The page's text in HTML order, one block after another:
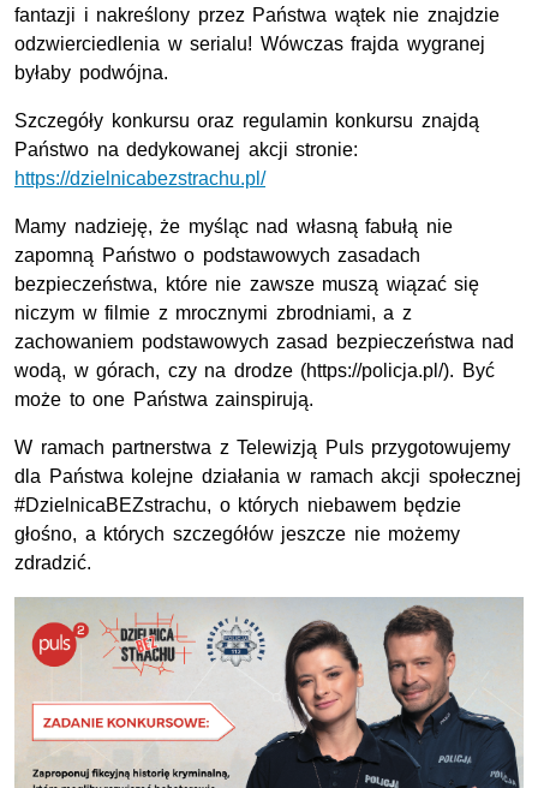
fantazji i nakreślony przez Państwa wątek nie znajdzie
odzwierciedlenia w serialu! Wówczas frajda wygranej
byłaby podwójna.
Szczegóły konkursu oraz regulamin konkursu znajdą
Państwo na dedykowanej akcji stronie:
https://dzielnicabezstrachu.pl/
Mamy nadzieję, że myśląc nad własną fabułą nie
zapomną Państwo o podstawowych zasadach
bezpieczeństwa, które nie zawsze muszą wiązać się
niczym w filmie z mrocznymi zbrodniami, a z
zachowaniem podstawowych zasad bezpieczeństwa nad
wodą, w górach, czy na drodze (https://policja.pl/). Być
może to one Państwa zainspirują.
W ramach partnerstwa z Telewizją Puls przygotowujemy
dla Państwa kolejne działania w ramach akcji społecznej
#DzielnicaBEZstrachu, o których niebawem będzie
głośno, a których szczegółów jeszcze nie możemy
zdradzić.